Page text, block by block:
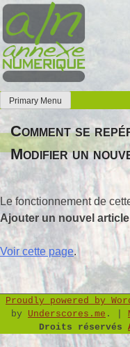
Skip
to
content
Annexe Numérique
Faites l'expérience de la
Primary Menu
Comment se
Modifier un
Le fonctionnement de
Ajouter un nouvel article
Voir cette page.
Proudly powered by
by Underscores.me .
Droits réservés